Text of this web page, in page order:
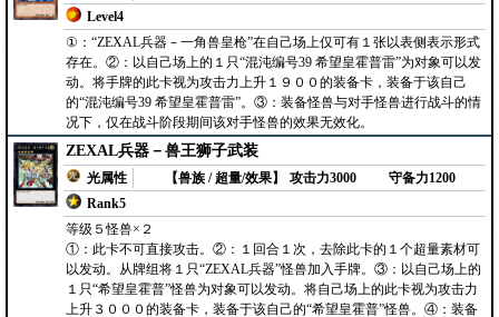
Level4
①：“ZEXAL兵器－一角兽皇枪”在自己场上仅可有１张以表侧表示形式
存在。②：以自己场上的１只“混沌编号39 希望皇霍普雷”为对象可以发
动。将手牌的此卡视为攻击力上升１９００的装备卡，装备于该自己
的“混沌编号39 希望皇霍普雷”。③：装备怪兽与对手怪兽进行战斗的情
况下，仅在战斗阶段期间该对手怪兽的效果无效化。
ZEXAL兵器－兽王狮子武装
光属性
【兽族 / 超量/效果】
Rank5
攻击力3000 守备力1200
等级５怪兽×２
①：此卡不可直接攻击。②：１回合１次，去除此卡的１个超量素材可
以发动。从牌组将１只“ZEXAL兵器”怪兽加入手牌。③：以自己场上的
１只“希望皇霍普”怪兽为对象可以发动。将自己场上的此卡视为攻击力
上升３０００的装备卡，装备于该自己的“希望皇霍普”怪兽。④：装备